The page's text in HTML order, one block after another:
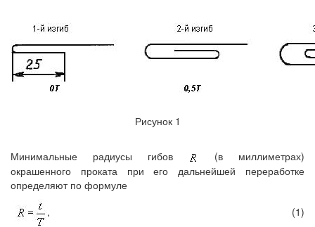
Рисунок 1
Минимальные радиусы гибов
(в миллиметрах)
окрашенного проката при его дальнейшей переработке
определяют по формуле
,
(1)